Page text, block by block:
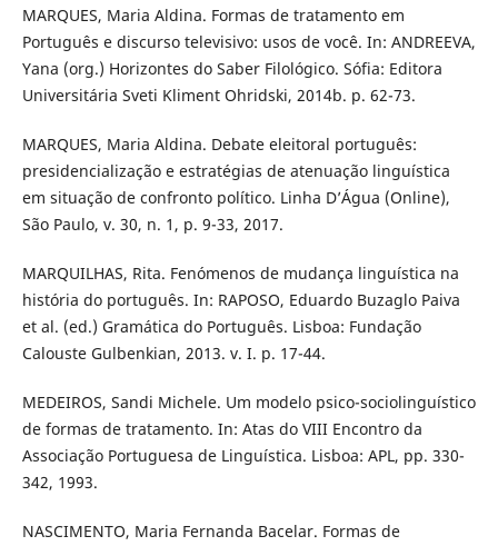
MARQUES, Maria Aldina. Formas de tratamento em
Português e discurso televisivo: usos de você. In: ANDREEVA,
Yana (org.) Horizontes do Saber Filológico. Sófia: Editora
Universitária Sveti Kliment Ohridski, 2014b. p. 62-73.
MARQUES, Maria Aldina. Debate eleitoral português:
presidencialização e estratégias de atenuação linguística
em situação de confronto político. Linha D’Água (Online),
São Paulo, v. 30, n. 1, p. 9-33, 2017.
MARQUILHAS, Rita. Fenómenos de mudança linguística na
história do português. In: RAPOSO, Eduardo Buzaglo Paiva
et al. (ed.) Gramática do Português. Lisboa: Fundação
Calouste Gulbenkian, 2013. v. I. p. 17-44.
MEDEIROS, Sandi Michele. Um modelo psico-sociolinguístico
de formas de tratamento. In: Atas do VIII Encontro da
Associação Portuguesa de Linguística. Lisboa: APL, pp. 330-
342, 1993.
NASCIMENTO, Maria Fernanda Bacelar. Formas de